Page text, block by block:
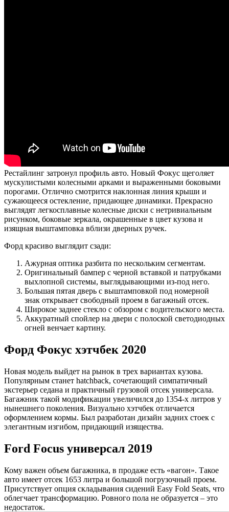
Рестайлинг затронул профиль авто. Новый Фокус щеголяет
мускулистыми колесными арками и выраженными боковыми
порогами. Отлично смотрится наклонная линия крыши и
сужающееся остекление, придающее динамики. Прекрасно
выглядят легкосплавные колесные диски с нетривиальным
рисунком, боковые зеркала, окрашенные в цвет кузова и
изящная выштамповка вблизи дверных ручек.
Форд красиво выглядит сзади:
Ажурная оптика разбита по нескольким сегментам.
Оригинальный бампер с черной вставкой и патрубками
выхлопной системы, выглядывающими из-под него.
Большая пятая дверь с выштамповкой под номерной
знак открывает свободный проем в багажный отсек.
Широкое заднее стекло c обзором с водительского места.
Аккуратный спойлер на двери с полоской светодиодных
огней венчает картину.
Форд Фокус хэтчбек 2020
Новая модель выйдет на рынок в трех вариантах кузова.
Популярным станет hatchback, сочетающий симпатичный
экстерьер седана и практичный грузовой отсек универсала.
Багажник такой модификации увеличился до 1354-х литров у
нынешнего поколения. Визуально хэтчбек отличается
оформлением кормы. Был разработан дизайн задних стоек с
элегантным изгибом, придающий изящества.
Ford Focus универсал 2019
Кому важен объем багажника, в продаже есть «вагон». Такое
авто имеет отсек 1653 литра и большой погрузочный проем.
Присутствует опция складывания сидений Easy Fold Seats, что
облегчает трансформацию. Ровного пола не образуется – это
недостаток.